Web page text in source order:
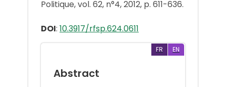
Politique, vol. 62, n°4, 2012, p. 611-636.
DOI: 10.3917/rfsp.624.0611
FR EN
Abstract